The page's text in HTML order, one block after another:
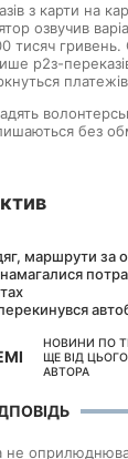
з карти на
озвучив
тисяч
р2з-
без
маршрути за
намагалися
НОВИНИ ПО
ЩЕ ВІД ЦЬОГО
АВТОРА
не